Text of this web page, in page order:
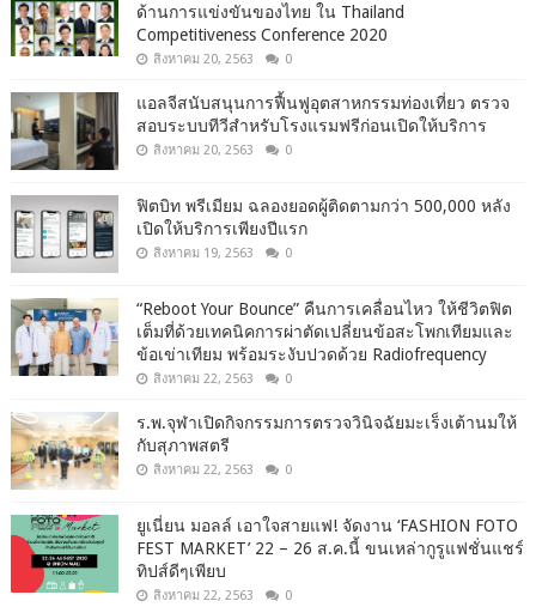
ด้านการแข่งขันของไทย ใน Thailand
Competitiveness Conference 2020
สิงหาคม 20, 2563 0
แอลจีสนับสนุนการฟื้นฟูอุตสาหกรรมท่องเที่ยว ตรวจ
สอบระบบทีวีสำหรับโรงแรมฟรีก่อนเปิดให้บริการ
สิงหาคม 20, 2563 0
ฟิตบิท พรีเมียม ฉลองยอดผู้ติดตามกว่า 500,000 หลัง
เปิดให้บริการเพียงปีแรก
สิงหาคม 19, 2563 0
“Reboot Your Bounce” คืนการเคลื่อนไหว ให้ชีวิตฟิต
เต็มที่ด้วยเทคนิคการผ่าตัดเปลี่ยนข้อสะโพกเทียมและ
ข้อเข่าเทียม พร้อมระงับปวดด้วย Radiofrequency
สิงหาคม 22, 2563 0
ร.พ.จุฬาเปิดกิจกรรมการตรวจวินิจฉัยมะเร็งเต้านมให้
กับสุภาพสตรี
สิงหาคม 22, 2563 0
ยูเนี่ยน มอลล์ เอาใจสายแฟ! จัดงาน ‘FASHION FOTO
FEST MARKET’ 22 – 26 ส.ค.นี้ ขนเหล่ากูรูแฟชั่นแชร์
ทิปส์ดีๆเพียบ
สิงหาคม 22, 2563 0